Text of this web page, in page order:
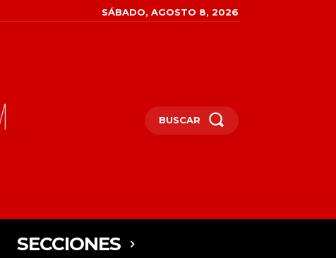
SÁBADO, AGOSTO 8, 2026
BUSCAR
SECCIONES